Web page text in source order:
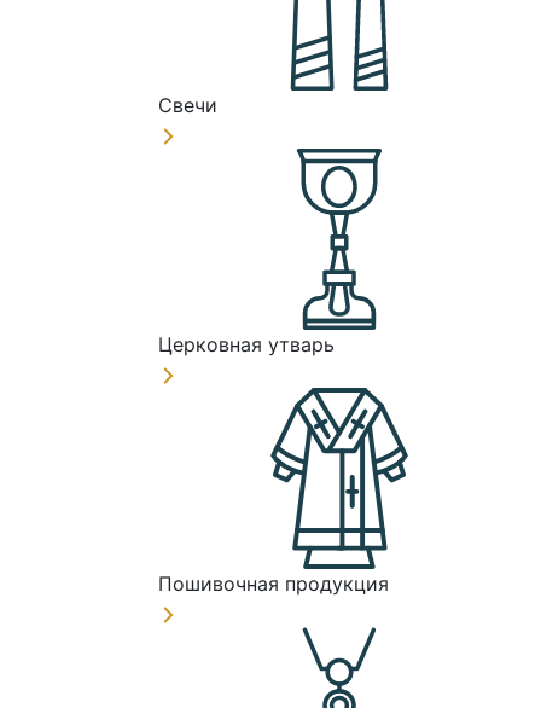
Свечи
Церковная утварь
Пошивочная продукция